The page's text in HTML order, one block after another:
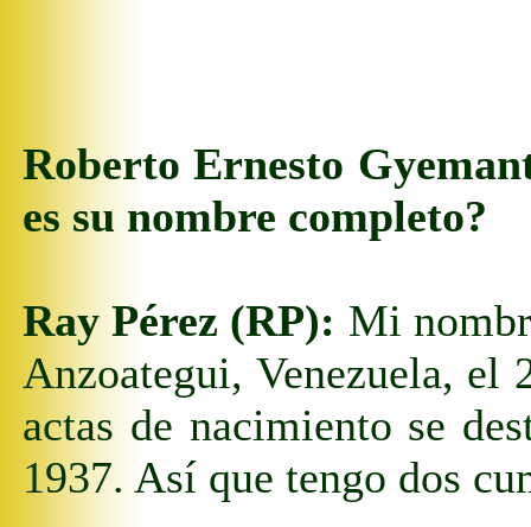
Roberto Ernesto
es su nombre completo?
Ray Pérez (RP): Mi
Anzoategui, Venezuela, el
actas de nacimiento se
1937. Así que tengo dos